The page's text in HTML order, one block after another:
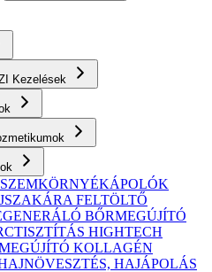
Kezelések
SZEMKÖRNYÉKÁPOLÓK
FELTÖLTŐ
BŐRMEGÚJÍTÓ
HIGHTECH
KOLLAGÉN
HAJÁPOLÁS